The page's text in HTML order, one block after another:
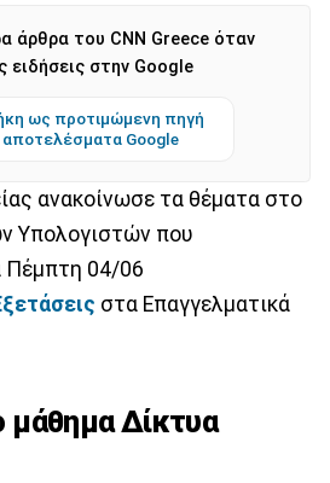
άρθρα του CNN Greece όταν
ειδήσεις στην Google
ως προτιμώμενη πηγή
Google
ανακοίνωσε τα θέματα στο
Υπολογιστών που
Πέμπτη 04/06
στα Επαγγελματικά
μάθημα Δίκτυα